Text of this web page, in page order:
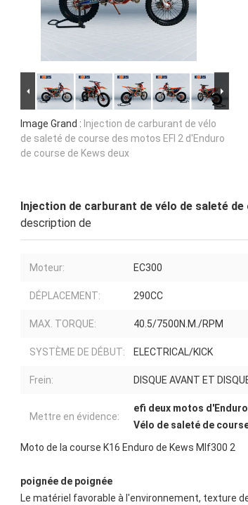
Image Grand : Injection de carburant de vélo
de saleté de course des motos EFI 2 d'Enduro
de course de Kews deux
Injection de carburant de vélo de saleté
description de
Moteur: EC300
DÉPLACEMENT: 290CC
MAX. TORQUE: 40.5/7500N.M./RPM
SYSTÈME DE DÉBUT: ELECTRICAL/KICK
Frein: DISQUE AVANT ET
Mettre en évidence:
efi deux motos
Vélo de saleté de
Moto de la course K16 Enduro de Kews Mlf300 2
poignée de poignée
Le matériel favorable à l'environnement, texture